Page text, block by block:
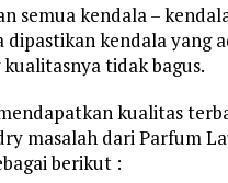
semua kendala –
dipastikan kendala yang
tidak bagus.
kualitas
masalah dari Parfum
berikut :